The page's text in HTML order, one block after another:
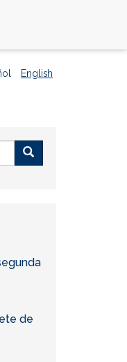
English
de